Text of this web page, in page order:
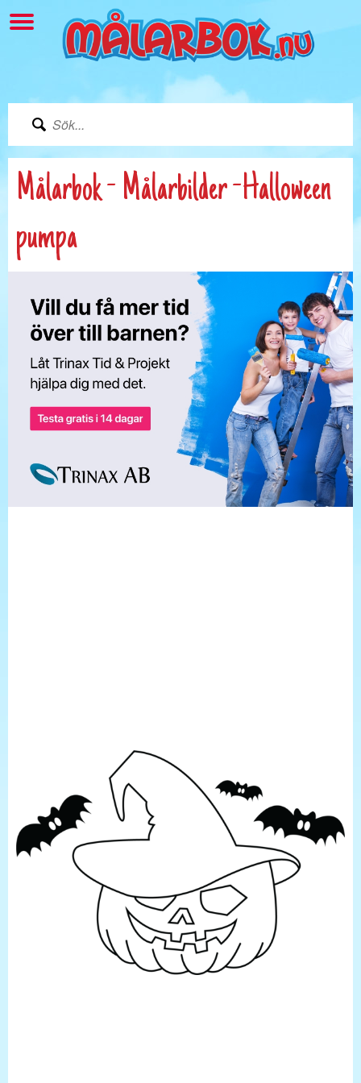
Målarbok - Målarbilder -Halloween
pumpa